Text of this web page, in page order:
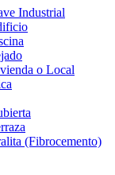
Industrial
o Local
(Fibrocemento)